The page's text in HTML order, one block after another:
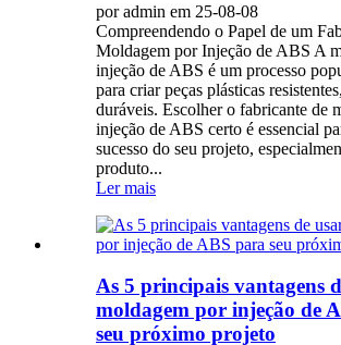
por admin em 25-08-08
Compreendendo o Papel de um
Moldagem por Injeção de ABS A
injeção de ABS é um processo
para criar peças plásticas
duráveis. Escolher o fabricante de
injeção de ABS certo é essencial
sucesso do seu projeto,
produto...
Ler mais
As 5 principais vantagens
moldagem por injeção de
seu próximo projeto